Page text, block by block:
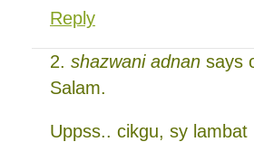
Reply
shazwani adnan says
Salam.
Uppss.. cikgu, sy